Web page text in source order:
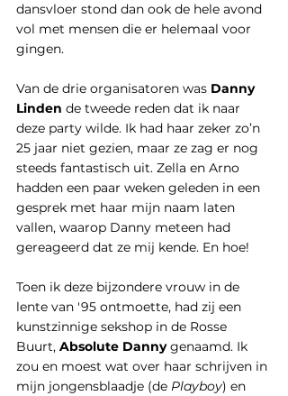
dansvloer stond dan ook de hele avond
vol met mensen die er helemaal voor
gingen.
Van de drie organisatoren was Danny
Linden de tweede reden dat ik naar
deze party wilde. Ik had haar zeker zo’n
25 jaar niet gezien, maar ze zag er nog
steeds fantastisch uit. Zella en Arno
hadden een paar weken geleden in een
gesprek met haar mijn naam laten
vallen, waarop Danny meteen had
gereageerd dat ze mij kende. En hoe!
Toen ik deze bijzondere vrouw in de
lente van '95 ontmoette, had zij een
kunstzinnige sekshop in de Rosse
Buurt, Absolute Danny genaamd. Ik
zou en moest wat over haar schrijven in
mijn jongensblaadje (de Playboy) en